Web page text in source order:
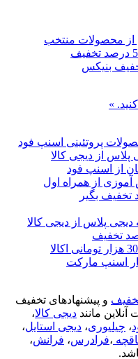
»
از همراه اول
بگیر
اسنپ مارکت
و پیشنهادهای تخفیف
مانند دیجی کالا،
، چیلیوری، دیجی استایل،
،فرادرس، فرانش،